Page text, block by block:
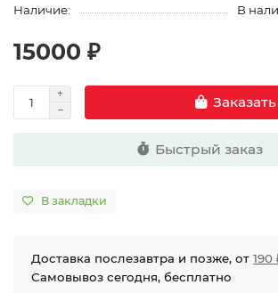
Наличие:
В
15000 ₽
Заказать
Быстрый заказ
В закладки
Доставка послезавтра и позже, от 190
Самовывоз сегодня, бесплатно